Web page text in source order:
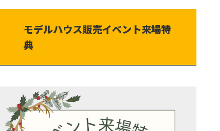
モデルハウス販売イベント来場特
典